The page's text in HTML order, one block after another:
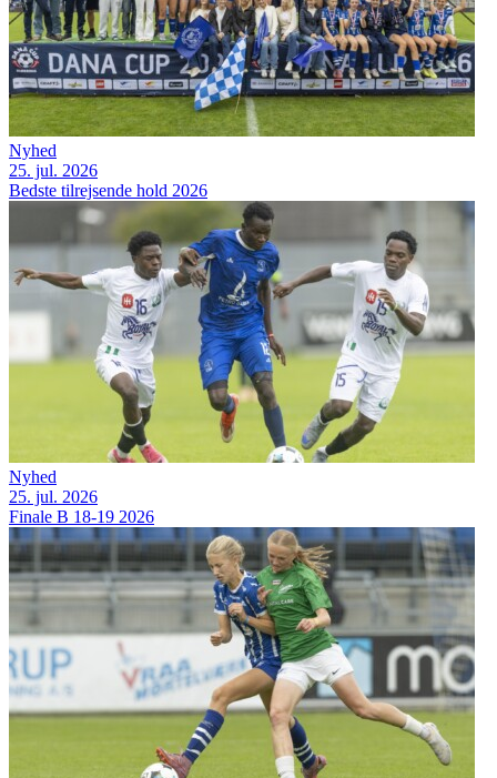
Nyhed
25. jul. 2026
Bedste tilrejsende hold 2026
Nyhed
25. jul. 2026
Finale B 18-19 2026